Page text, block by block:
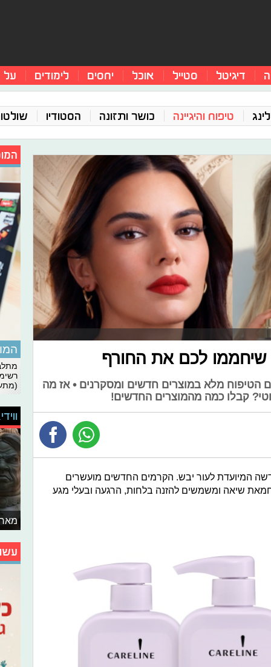
דיגיטל סטייל אוכל יחסים לימודים על
טיפוח והיגיינה כושר ותזונה הסטודיו
שיחממו לכם את החורף
הטיפוח מלא במוצרים חדשים ומסקרנים • אז מה
קבלו כמה מהמוצרים החדשים!
המיועדת לעור יבש. הקרמים החדשים מועשרים
שיאה ומשמשים להזנה בלחות, הרגעה ובעלי מגע